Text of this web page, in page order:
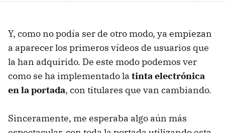
Y, como no podía ser de otro modo, ya empiezan
a aparecer los primeros vídeos de usuarios que
la han adquirido. De este modo podemos ver
como se ha implementado la tinta electrónica
en la portada, con titulares que van cambiando.
Sinceramente, me esperaba algo aún más